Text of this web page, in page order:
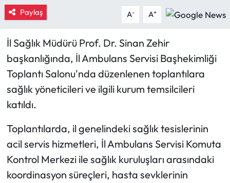
Paylaş A- A+
İl Sağlık Müdürü Prof. Dr. Sinan Zehir
başkanlığında, İl Ambulans Servisi Başhekimliği
Toplantı Salonu'nda düzenlenen toplantılara
sağlık yöneticileri ve ilgili kurum temsilcileri
katıldı.
Toplantılarda, il genelindeki sağlık tesislerinin
acil servis hizmetleri, İl Ambulans Servisi Komuta
Kontrol Merkezi ile sağlık kuruluşları arasındaki
koordinasyon süreçleri, hasta sevklerinin
Kültür Sanat
Laçin Haberleri
Magazin
Mecitözü Haberleri
Ortaköy Haberleri
Osmancık Haberleri